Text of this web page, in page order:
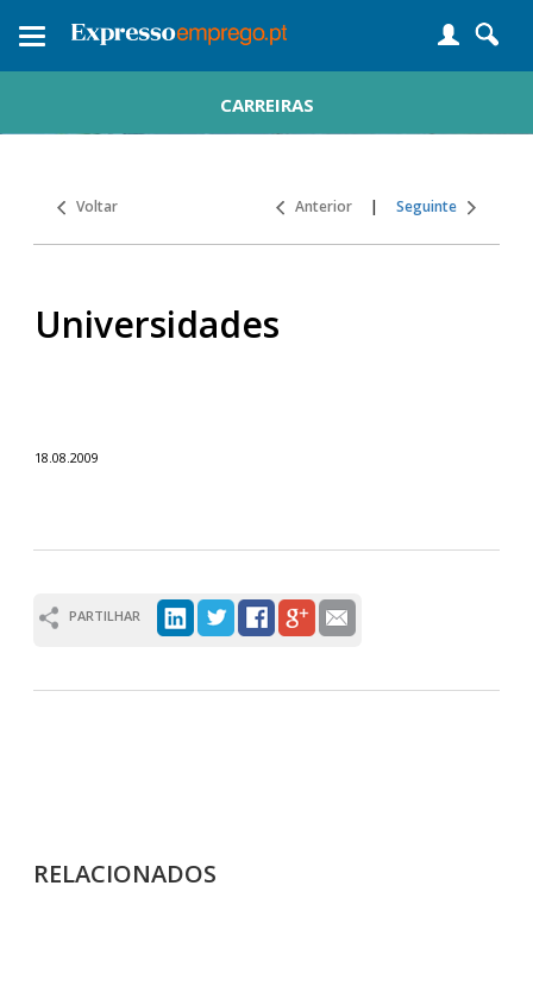
Toggle
CARREIRAS
Voltar Anterior | Seguinte
Universidades
18.08.2009
PARTILHAR
RELACIONADOS